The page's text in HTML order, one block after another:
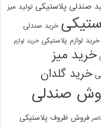
صندلی پلاستیکی تولید میز
خرید صندلی
خرید لوازم پلاستیکی خرید لوازم
خرید میز
خرید گلدان
صندلی
فروش ظروف پلاستیکی